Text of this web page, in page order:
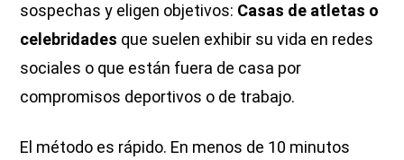
sospechas y eligen objetivos: Casas de atletas o
celebridades que suelen exhibir su vida en redes
sociales o que están fuera de casa por
compromisos deportivos o de trabajo.
El método es rápido. En menos de 10 minutos